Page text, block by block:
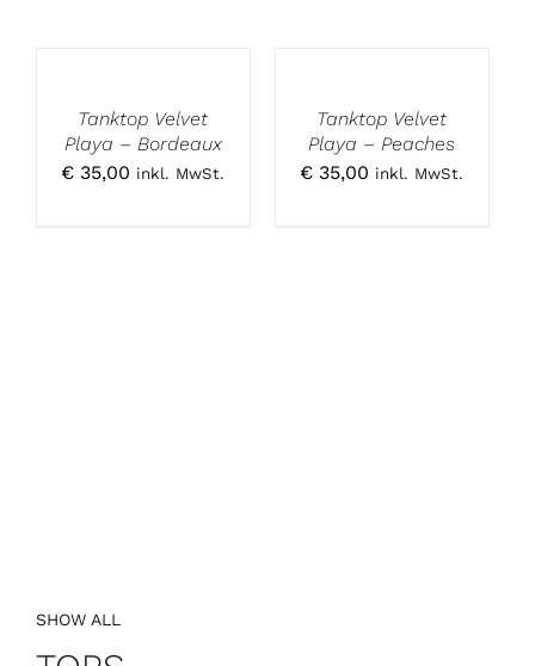
Tanktop Velvet
Playa – Bordeaux
€ 35,00 inkl. MwSt.
Tanktop Velvet
Playa – Peaches
€ 35,00 inkl. MwSt.
SHOW ALL